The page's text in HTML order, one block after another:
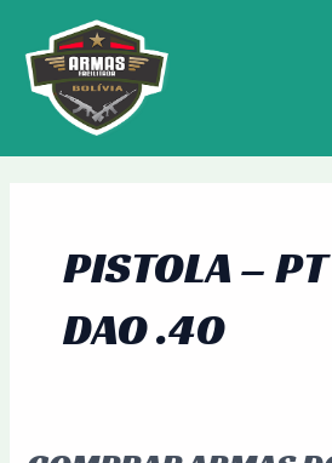
para
conteúdo
PISTOLA –
DAO .40
Comprar